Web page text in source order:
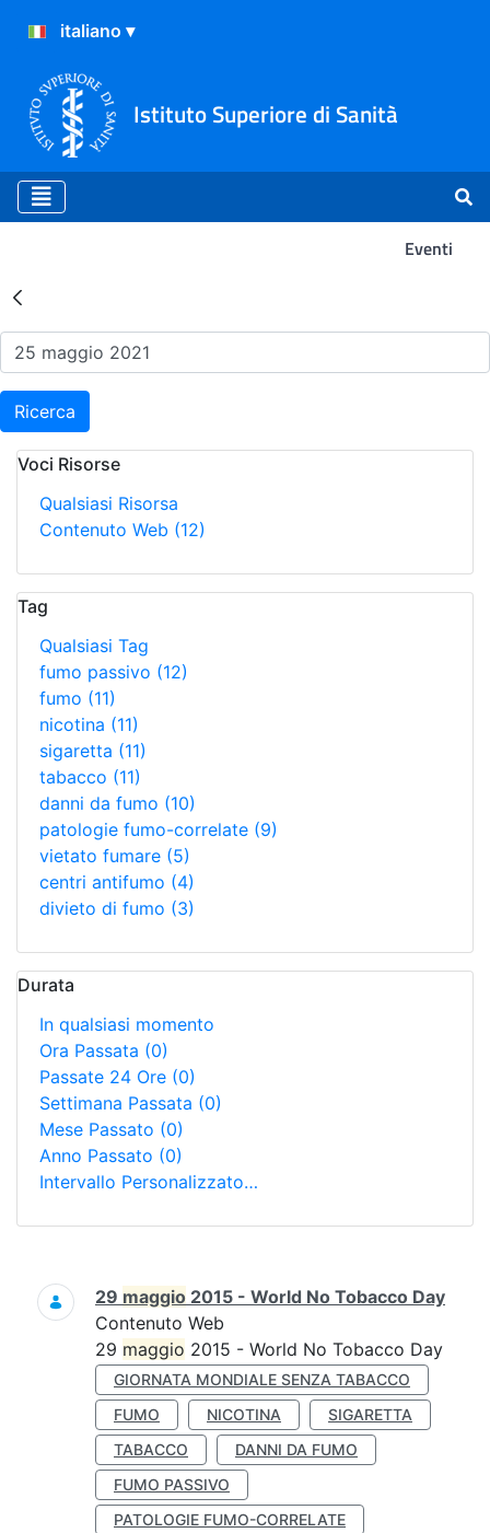
Istituto Superiore di Sanità
Eventi
Risultati della Ricerca -
Ricerca
Voci Risorse
Qualsiasi Risorsa
Contenuto Web (12)
Tag
Qualsiasi Tag
fumo passivo (12)
fumo (11)
nicotina (11)
sigaretta (11)
tabacco (11)
danni da fumo (10)
patologie fumo-correlate (9)
vietato fumare (5)
centri antifumo (4)
divieto di fumo (3)
Durata
In qualsiasi momento
Ora Passata (0)
Passate 24 Ore (0)
Settimana Passata (0)
Mese Passato (0)
Anno Passato (0)
Intervallo Personalizzato…
Ricerca
29 maggio 2015 - World No Tobacco Day
Contenuto Web
29 maggio 2015 - World No Tobacco Day
GIORNATA MONDIALE SENZA TABACCO
FUMO
NICOTINA
SIGARETTA
TABACCO
DANNI DA FUMO
FUMO PASSIVO
PATOLOGIE FUMO-CORRELATE